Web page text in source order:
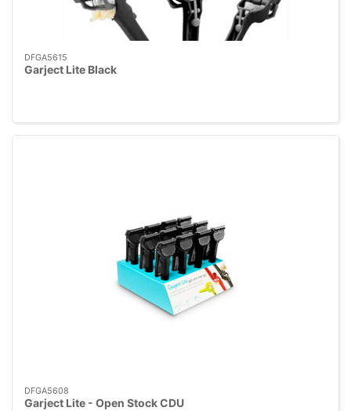
DFGA5615
Garject Lite Black
DFGA5608
Garject Lite - Open Stock CDU